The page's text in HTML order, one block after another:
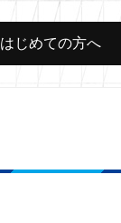
はじめての方へ